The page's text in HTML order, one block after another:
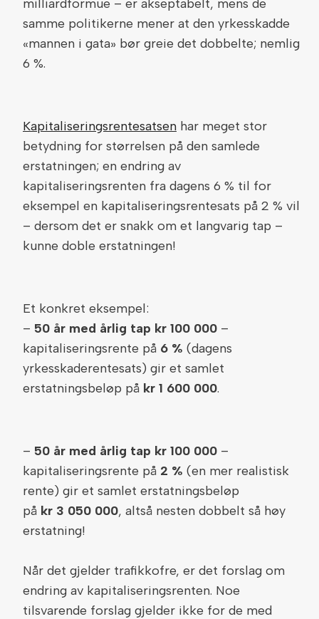
milliardformue – er akseptabelt, mens de
samme politikerne mener at den yrkesskadde
«mannen i gata» bør greie det dobbelte; nemlig
6 %.
Kapitaliseringsrentesatsen har meget stor
betydning for størrelsen på den samlede
erstatningen; en endring av
kapitaliseringsrenten fra dagens 6 % til for
eksempel en kapitaliseringsrentesats på 2 % vil
– dersom det er snakk om et langvarig tap –
kunne doble erstatningen!
Et konkret eksempel:
– 50 år med årlig tap kr 100 000 –
kapitaliseringsrente på 6 % (dagens
yrkesskaderentesats) gir et samlet
erstatningsbeløp på kr 1 600 000.
– 50 år med årlig tap kr 100 000 –
kapitaliseringsrente på 2 % (en mer realistisk
rente) gir et samlet erstatningsbeløp
på kr 3 050 000, altså nesten dobbelt så høy
erstatning!
Når det gjelder trafikkofre, er det forslag om
endring av kapitaliseringsrenten. Noe
tilsvarende forslag gjelder ikke for de med